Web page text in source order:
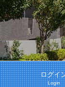
ログイ
Login